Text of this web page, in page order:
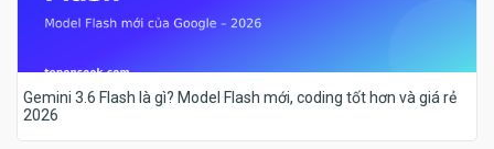
Gemini 3.6 Flash là gì? Model Flash mới, coding tốt hơn và giá rẻ
2026